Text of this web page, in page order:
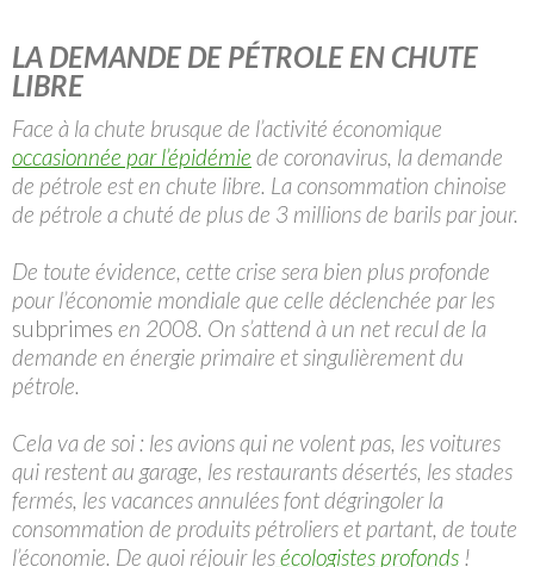
LA DEMANDE DE PÉTROLE EN CHUTE
LIBRE
Face à la chute brusque de l’activité économique
occasionnée par l’épidémie de coronavirus, la demande
de pétrole est en chute libre. La consommation chinoise
de pétrole a chuté de plus de 3 millions de barils par jour.
De toute évidence, cette crise sera bien plus profonde
pour l’économie mondiale que celle déclenchée par les
subprimes en 2008. On s’attend à un net recul de la
demande en énergie primaire et singulièrement du
pétrole.
Cela va de soi : les avions qui ne volent pas, les voitures
qui restent au garage, les restaurants désertés, les stades
fermés, les vacances annulées font dégringoler la
consommation de produits pétroliers et partant, de toute
l’économie. De quoi réjouir lesécologistes profonds !